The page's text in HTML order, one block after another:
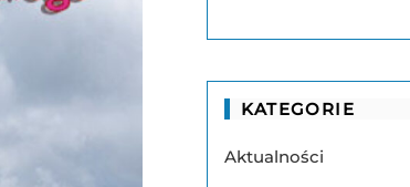
KATEGORIE
Aktualności